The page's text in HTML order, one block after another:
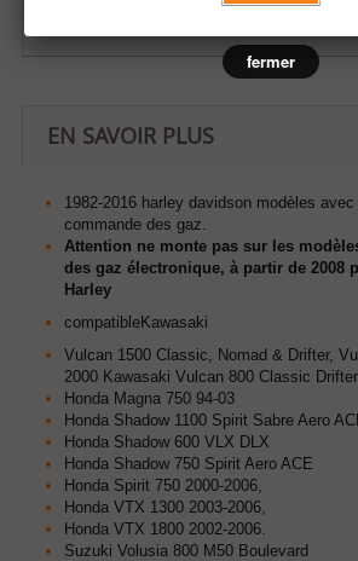
EN SAVOIR PLUS
1982-2016 harley davidson modèles
commande des gaz.
Attention ne monte pas sur les
des gaz électronique, à partir de 2008
Harley
compatibleKawasaki
Vulcan 1500 Classic, Nomad & Drifter,
2000 Kawasaki Vulcan 800 Classic Drifter
Honda Magna 750 94-03
Honda Shadow 1100 Spirit Sabre Aero
Honda Shadow 600 VLX DLX
Honda Shadow 750 Spirit Aero ACE
Honda Spirit 750 2000-2006,
Honda VTX 1300 2003-2006,
Honda VTX 1800 2002-2006.
Suzuki Volusia 800 M50 Boulevard
fermer